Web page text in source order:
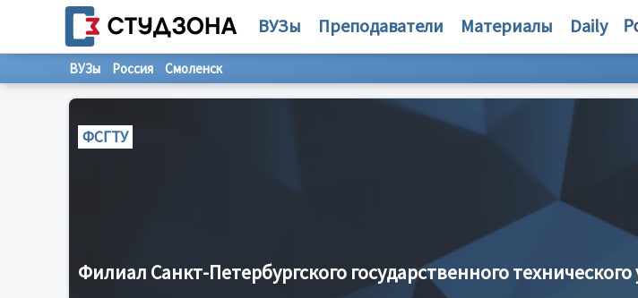
ВУЗы Преподаватели Материалы Daily
ВУЗы Россия Смоленск
ФСГТУ
Филиал Санкт-Петербургского государственного